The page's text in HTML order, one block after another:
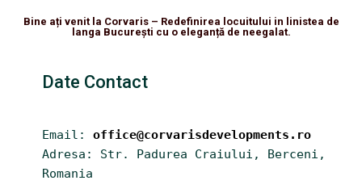
Bine ați venit la Corvaris – Redefinirea locuitului in linistea de
langa București cu o eleganță de neegalat.
Date Contact
Email: office@corvarisdevelopments.ro
Adresa: Str. Padurea Craiului, Berceni,
Romania